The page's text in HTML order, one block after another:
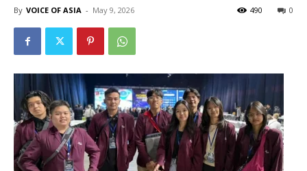
By VOICE OF ASIA - May 9, 2026 0
490